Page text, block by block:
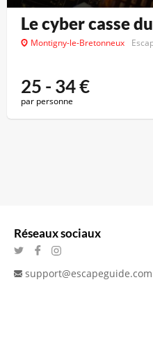
Le cyber casse
Montigny-le-Bretonneux
25 - 34€
par personne
Réseaux sociaux
support@escapeguide.com